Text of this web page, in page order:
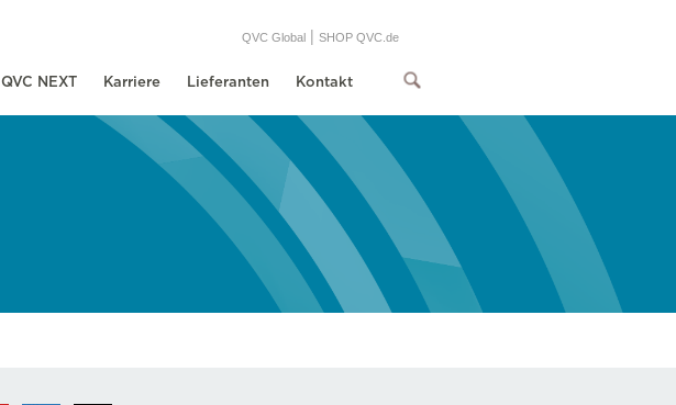
QVC NEXT Karriere Lieferanten Kontakt
QVC Global | SHOP QVC.de